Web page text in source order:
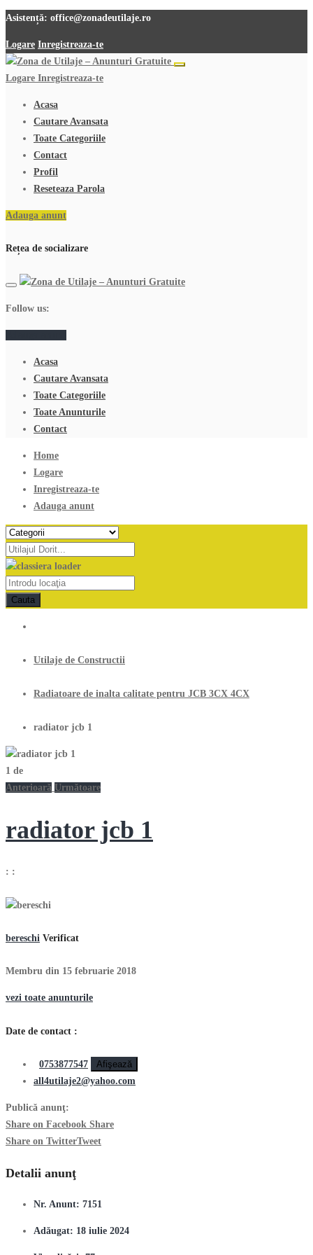
Asistență: office@zonadeutilaje.ro
Logare Inregistreaza-te
Logare Inregistreaza-te
Acasa
Cautare Avansata
Toate Categoriile
Contact
Profil
Reseteaza Parola
Adauga anunt
Rețea de socializare
Follow us:
Acasa
Cautare Avansata
Toate Categoriile
Toate Anunturile
Contact
Home
Logare
Inregistreaza-te
Adauga anunt
Cauta
Utilaje de Constructii
Radiatoare de inalta calitate pentru JCB 3CX 4CX
radiator jcb 1
1 de
Anterioară Următoare
radiator jcb 1
: :
bereschi Verificat
Membru din 15 februarie 2018
vezi toate anunturile
Date de contact :
0753877547
Afişează
all4utilaje2@yahoo.com
Publică anunţ:
Share on Facebook Share
Share on TwitterTweet
Detalii anunţ
Nr. Anunt: 7151
Adăugat: 18 iulie 2024